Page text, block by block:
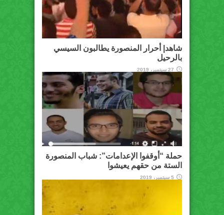
شاهد| أحرار المنصورة يطالبون السيسي
بالرحيل
27 سبتمبر، 2019
حملة “أوقفوا الإعدامات”: شباب المنصورة
الستة من حقهم يعيشوا
5 سبتمبر، 2019